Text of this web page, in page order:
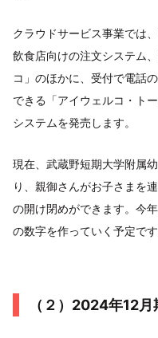
クラウドサービス事業では
飲食店向けの注文システム
コ」のほかに、受付で電話
できる「アイウェルコ・ト
システムを発売します。
現在、武蔵野短期大学附属
り、親御さんがお子さまを
の開け閉めができます。今
の数字を作っていく予定です
（２）2024年12